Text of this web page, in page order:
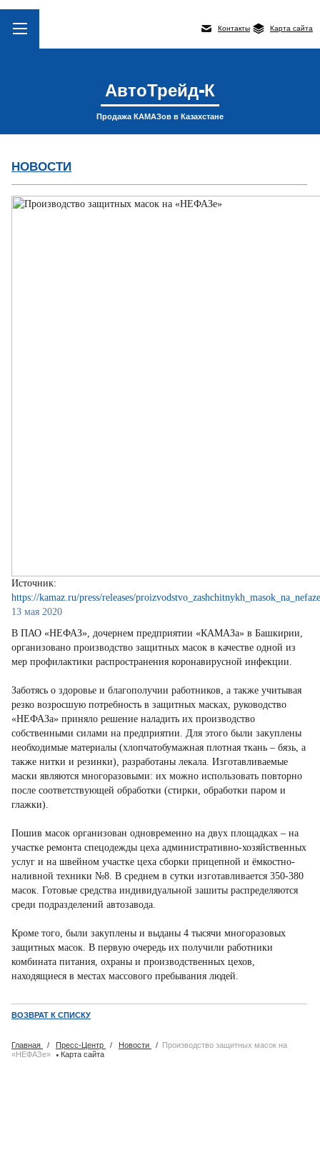
Контакты Карта сайта
АвтоТрейд-К
Продажа КАМАЗов в Казахстане
НОВОСТИ
Источник:
https://kamaz.ru/press/releases/
13 мая 2020
В ПАО «НЕФАЗ», дочернем предприятии «КАМАЗа» в Башкирии,
организовано производство защитных масок в качестве одной из
мер профилактики распространения коронавирусной инфекции.
Заботясь о здоровье и благополучии работников, а также учитывая
резко возросшую потребность в защитных масках, руководство
«НЕФАЗа» приняло решение наладить их производство
собственными силами на предприятии. Для этого были закуплены
необходимые материалы (хлопчатобумажная плотная ткань – бязь, а
также нитки и резинки), разработаны лекала. Изготавливаемые
маски являются многоразовыми: их можно использовать повторно
после соответствующей обработки (стирки, обработки паром и
глажки).
Пошив масок организован одновременно на двух площадках – на
участке ремонта спецодежды цеха административно-хозяйственных
услуг и на швейном участке цеха сборки прицепной и ёмкостно-
наливной техники №8. В среднем в сутки изготавливается 350-380
масок. Готовые средства индивидуальной зашиты распределяются
среди подразделений автозавода.
Кроме того, были закуплены и выданы 4 тысячи многоразовых
защитных масок. В первую очередь их получили работники
комбината питания, охраны и производственных цехов,
находящиеся в местах массового пребывания людей.
ВОЗВРАТ К СПИСКУ
Главная / Пресс-Центр / Новости / Производство защитных масок на
«НЕФАЗе» ·Карта сайта